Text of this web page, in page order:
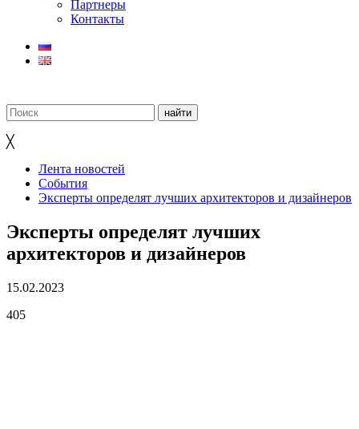
Партнеры
Контакты
╳
Лента новостей
События
Эксперты определят лучших архитекторов и дизайнеров
Эксперты определят лучших
архитекторов и дизайнеров
15.02.2023
405